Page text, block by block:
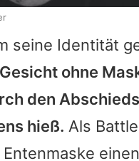
seine Identität
ohne
den
hieß. Als